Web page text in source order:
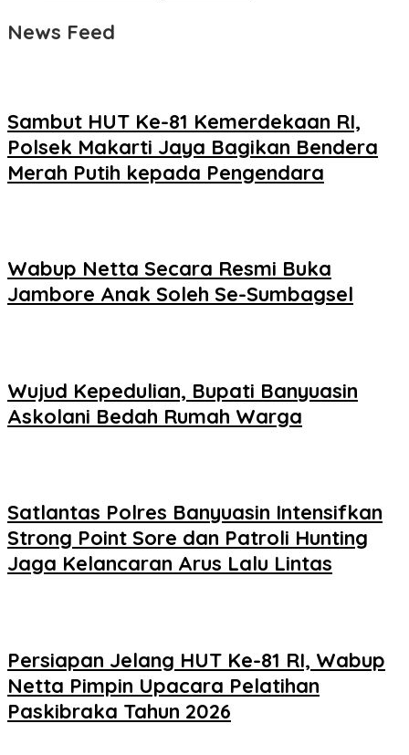
News Feed
Sambut HUT Ke-81 Kemerdekaan RI,
Polsek Makarti Jaya Bagikan Bendera
Merah Putih kepada Pengendara
Wabup Netta Secara Resmi Buka
Jambore Anak Soleh Se-Sumbagsel
Wujud Kepedulian, Bupati Banyuasin
Askolani Bedah Rumah Warga
Satlantas Polres Banyuasin Intensifkan
Strong Point Sore dan Patroli Hunting
Jaga Kelancaran Arus Lalu Lintas
Persiapan Jelang HUT Ke-81 RI, Wabup
Netta Pimpin Upacara Pelatihan
Paskibraka Tahun 2026